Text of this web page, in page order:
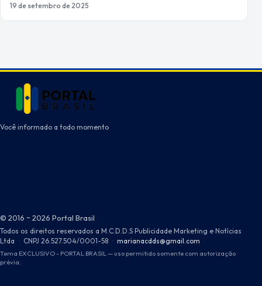
19 de setembro de 2025
Você informado a todo momento
© 2016 ~ 2026 Portal Brasil
Todos os direitos reservados a M.C.D.D.S Publicidade Marketing e Notícias
Ltda · CNPJ 26.527.504/0001-58 · marianacdds@gmail.com
Tema EXCLUSIVO - PORTAL BRASIL — uso permitido somente com autorização
prévia.